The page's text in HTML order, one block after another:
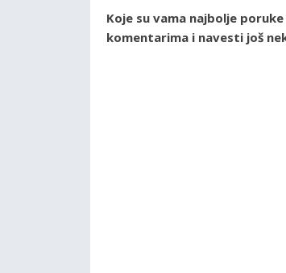
Koje su vama najbolje
komentarima i navesti još